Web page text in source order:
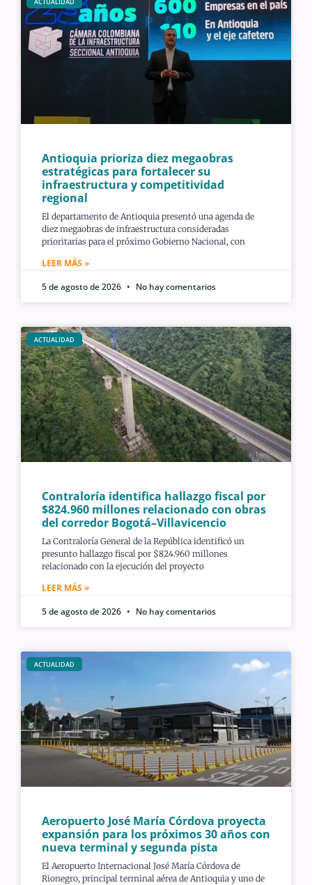
Antioquia prioriza diez megaobras
estratégicas para fortalecer su
infraestructura y competitividad
regional
El departamento de Antioquia presentó una agenda de
diez megaobras de infraestructura consideradas
prioritarias para el próximo Gobierno Nacional, con
LEER MÁS »
5 de agosto de 2026
No hay comentarios
ACTUALIDAD
Contraloría identifica hallazgo fiscal por
$824.960 millones relacionado con obras
del corredor Bogotá–Villavicencio
La Contraloría General de la República identificó un
presunto hallazgo fiscal por $824.960 millones
relacionado con la ejecución del proyecto
LEER MÁS »
5 de agosto de 2026
No hay comentarios
ACTUALIDAD
Aeropuerto José María Córdova proyecta
expansión para los próximos 30 años con
nueva terminal y segunda pista
El Aeropuerto Internacional José María Córdova de
Rionegro, principal terminal aérea de Antioquia y uno de